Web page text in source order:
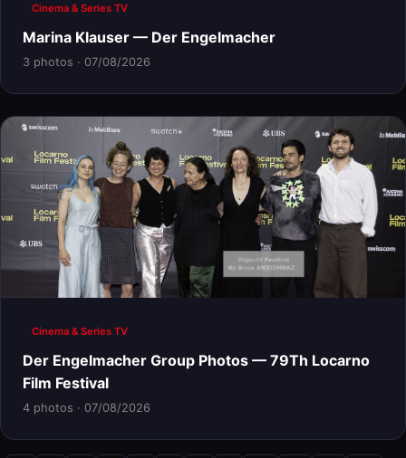
Cinema & Series TV
Marina Klauser — Der Engelmacher
3 photos · 07/08/2026
Cinema & Series TV
Der Engelmacher Group Photos — 79Th Locarno
Film Festival
4 photos · 07/08/2026